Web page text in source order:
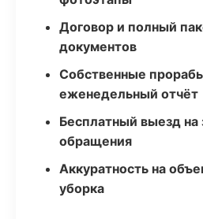
Договор и полный
документов
Собственные
еженедельный отчёт
Бесплатный выезд на
обращения
Аккуратность на
уборка